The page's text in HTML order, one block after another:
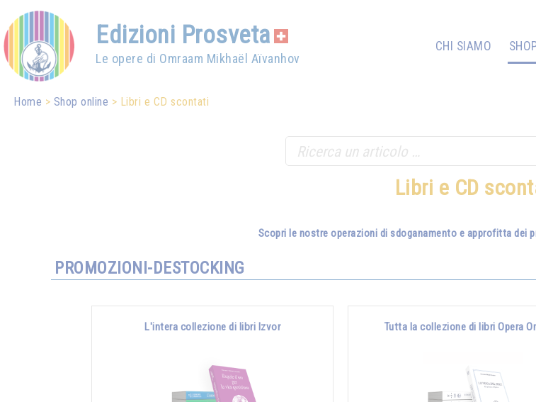
Edizioni Prosveta
Le opere di Omraam Mikhaël Aïvanhov
CHI SIAMO
Home Shop online Libri e CD scontati
Libri e CD
Scopri le nostre operazioni di sdoganamento e approfitta dei
PROMOZIONI-DESTOCKING
L'intera collezione di libri Izvor Tutta la collezione di libri Opera